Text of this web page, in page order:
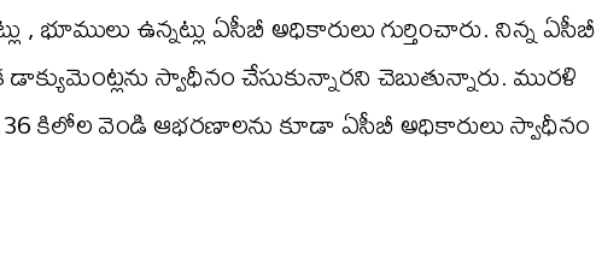
, భూములు ఉన్నట్లు ఏసీబీ అధికారులు గుర్తించారు. నిన్న ఏసీబీ
స్వాధీనం చేసుకున్నారని చెబుతున్నారు. మురళి
కిలోల వెండి ఆభరణాలను కూడా ఏసీబీ అధికారులు స్వాధీనం